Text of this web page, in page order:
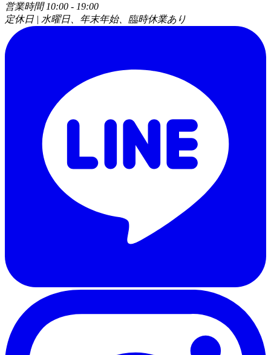
営業時間 10:00 - 19:00
定休日 | 水曜日、年末年始、臨時休業あり